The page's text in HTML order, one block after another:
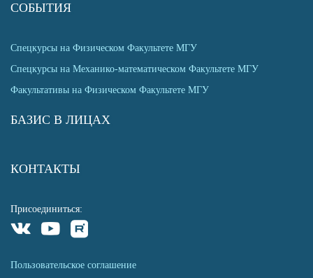
СОБЫТИЯ
Спецкурсы на Физическом Факультете МГУ
Спецкурсы на Механико-математическом Факультете МГУ
Факультативы на Физическом Факультете МГУ
БАЗИС В ЛИЦАХ
КОНТАКТЫ
Присоединиться:
Пользовательское соглашение